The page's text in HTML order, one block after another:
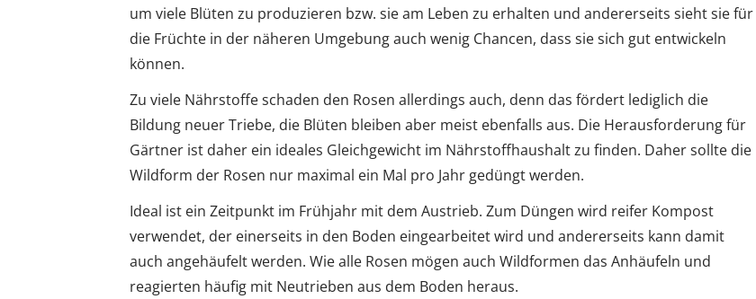
um viele Blüten zu produzieren bzw. sie am Leben zu erhalten und andererseits sieht sie für
die Früchte in der näheren Umgebung auch wenig Chancen, dass sie sich gut entwickeln
können.
Zu viele Nährstoffe schaden den Rosen allerdings auch, denn das fördert lediglich die
Bildung neuer Triebe, die Blüten bleiben aber meist ebenfalls aus. Die Herausforderung für
Gärtner ist daher ein ideales Gleichgewicht im Nährstoffhaushalt zu finden. Daher sollte die
Wildform der Rosen nur maximal ein Mal pro Jahr gedüngt werden.
Ideal ist ein Zeitpunkt im Frühjahr mit dem Austrieb. Zum Düngen wird reifer Kompost
verwendet, der einerseits in den Boden eingearbeitet wird und andererseits kann damit
auch angehäufelt werden. Wie alle Rosen mögen auch Wildformen das Anhäufeln und
reagierten häufig mit Neutrieben aus dem Boden heraus.